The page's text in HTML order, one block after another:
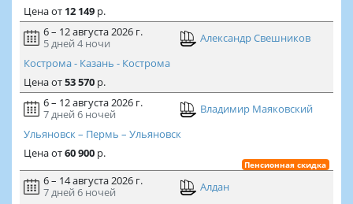
Ценаот 12 149р.
6 – 12 августа 2026 г.
5 дней 4 ночи
Александр Свешников
Кострома - Казань - Кострома
Ценаот53 570р.
6 – 12 августа 2026 г.
7 дней 6 ночей
Владимир Маяковский
Ульяновск – Пермь – Ульяновск
Ценаот60 900р.
Пенсионная скидка
6 – 14 августа 2026 г.
7 дней 6 ночей
Алдан